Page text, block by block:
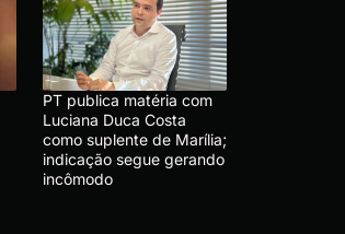
PT publica matéria com
Luciana Duca Costa
como suplente de Marília;
indicação segue gerando
incômodo